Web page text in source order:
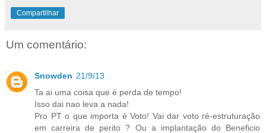
Compartilhar
Um comentário:
Snowden 21/9/13
Ta ai uma coisa que é perda de tempo!
Isso dai nao leva a nada!
Pro PT o que importa é Voto! Vai dar voto ré-estruturação
em carreira de perito ? Ou a implantação do Beneficio